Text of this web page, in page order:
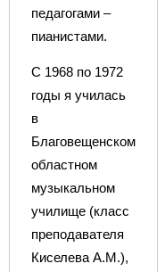
педагогами –
пианистами.
С 1968 по 1972
годы я училась
в
Благовещенском
областном
музыкальном
училище (класс
преподавателя
Киселева А.М.),